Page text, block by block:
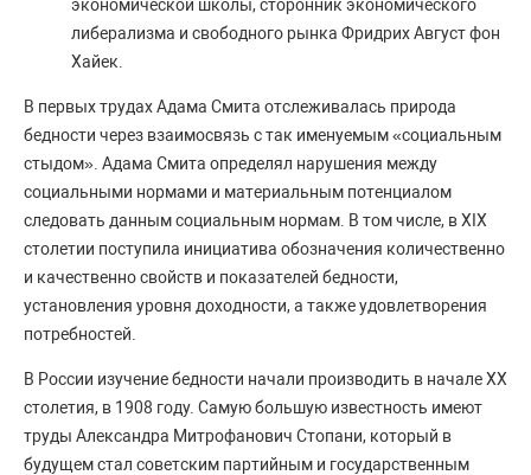
экономической школы, сторонник экономического
либерализма и свободного рынка Фридрих Август фон
Хайек.
В первых трудах Адама Смита отслеживалась природа
бедности через взаимосвязь с так именуемым «социальным
стыдом». Адама Смита определял нарушения между
социальными нормами и материальным потенциалом
следовать данным социальным нормам. В том числе, в XIX
столетии поступила инициатива обозначения количественно
и качественно свойств и показателей бедности,
установления уровня доходности, а также удовлетворения
потребностей.
В России изучение бедности начали производить в начале XX
столетия, в 1908 году. Самую большую известность имеют
труды Александра Митрофанович Стопани, который в
будущем стал советским партийным и государственным